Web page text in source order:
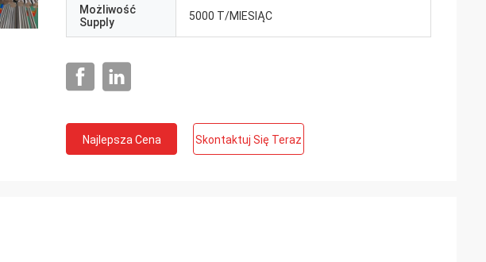
Możliwość
Supply
5000 T/MIESIĄC
Najlepsza Cena Skontaktuj Się Teraz